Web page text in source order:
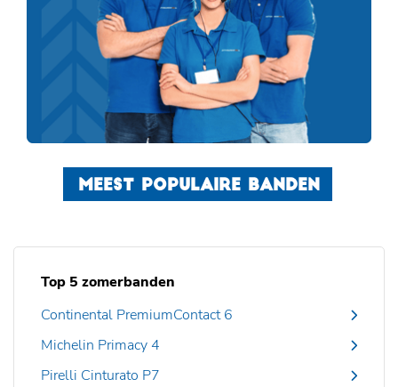
MEEST POPULAIRE BANDEN
Top 5 zomerbanden
Continental PremiumContact 6
Michelin Primacy 4
Pirelli Cinturato P7